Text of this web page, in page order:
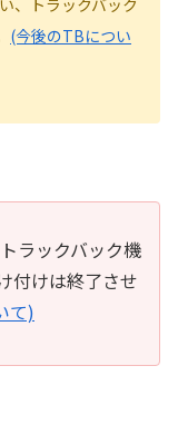
、トラックバック
(今後のTBについ
ラックバック機
付けは終了させ
て)